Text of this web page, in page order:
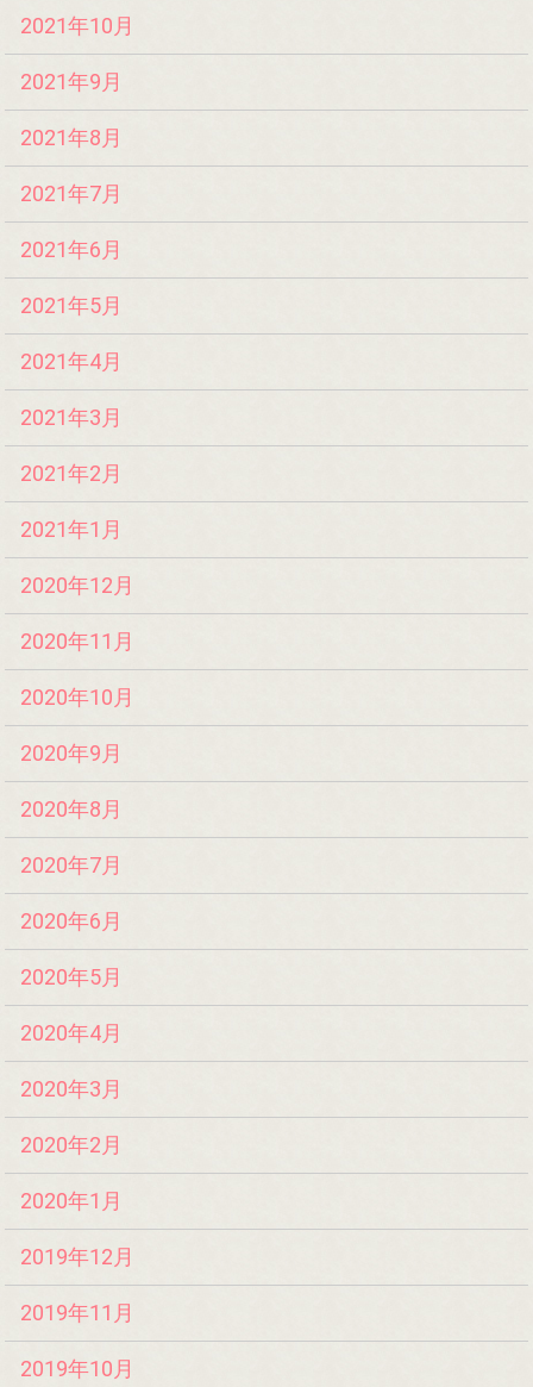
2021年10月
2021年9月
2021年8月
2021年7月
2021年6月
2021年5月
2021年4月
2021年3月
2021年2月
2021年1月
2020年12月
2020年11月
2020年10月
2020年9月
2020年8月
2020年7月
2020年6月
2020年5月
2020年4月
2020年3月
2020年2月
2020年1月
2019年12月
2019年11月
2019年10月